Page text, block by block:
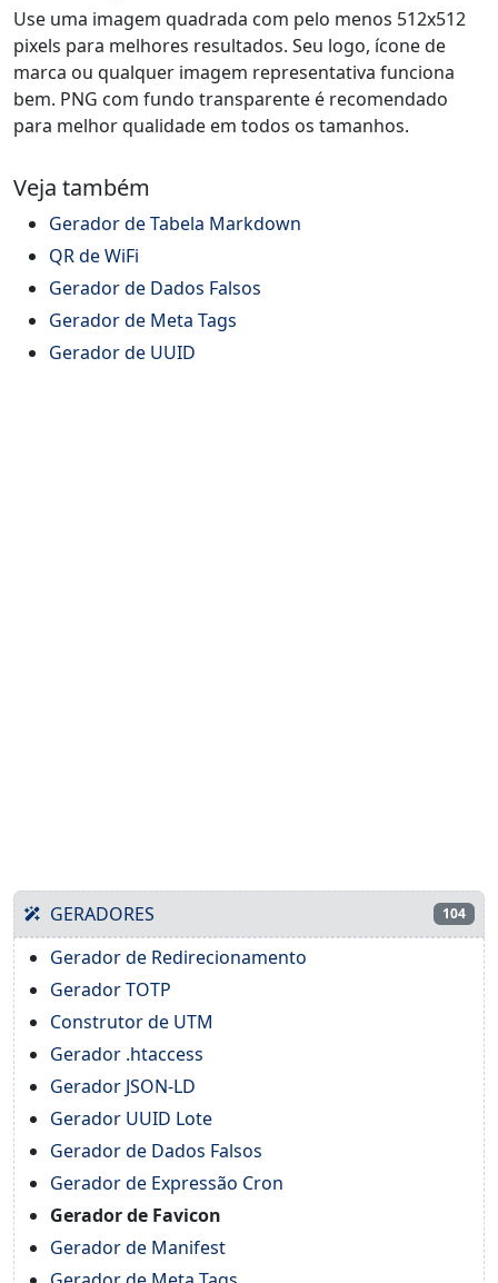
Use uma imagem quadrada com pelo menos 512x512
pixels para melhores resultados. Seu logo, ícone de
marca ou qualquer imagem representativa funciona
bem. PNG com fundo transparente é recomendado
para melhor qualidade em todos os tamanhos.
Veja também
Gerador de Tabela Markdown
QR de WiFi
Gerador de Dados Falsos
Gerador de Meta Tags
Gerador de UUID
GERADORES 104
Gerador de Redirecionamento
Gerador TOTP
Construtor de UTM
Gerador .htaccess
Gerador JSON-LD
Gerador UUID Lote
Gerador de Dados Falsos
Gerador de Expressão Cron
Gerador de Favicon
Gerador de Manifest